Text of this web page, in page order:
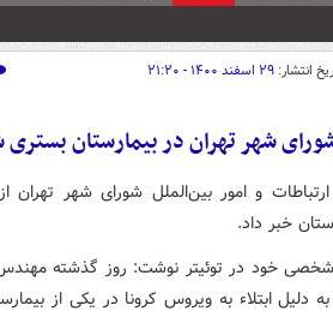
انتشار: ۲۹ اسفند ۱۴۰۰ - ۲۱:۲۰
شهر تهران در بیمارستان
و امور بین‌الملل شورای شهر
خبر داد.
خود در توئیتر نوشت: روز گذشته
دلیل ابتلاء به ویروس کرونا در یکی از